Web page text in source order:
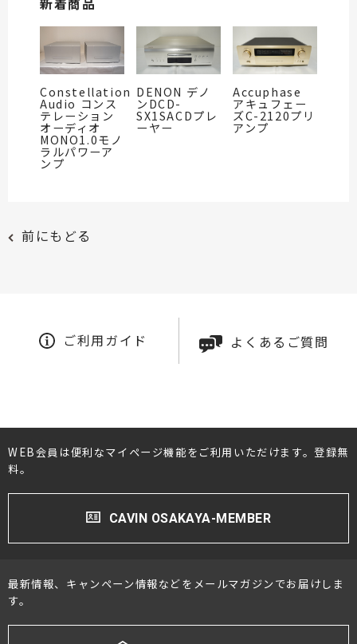
Constellation
Audio コンス
テレーション
オーディオ
MONO1.0モノ
ラルパワーア
ンプ
DENON デノ
ンDCD-
SX1SACDプレ
ーヤー
Accuphase
アキュフェー
ズC-2120プリ
アンプ
前にもどる
ご利用ガイド よくあるご質問
WEB会員は便利なマイページ機能をご利用いただけます。登録無
料。
CAVIN OSAKAYA-MEMBER
最新情報、キャンペーン情報などをメールマガジンでお届けしま
す。